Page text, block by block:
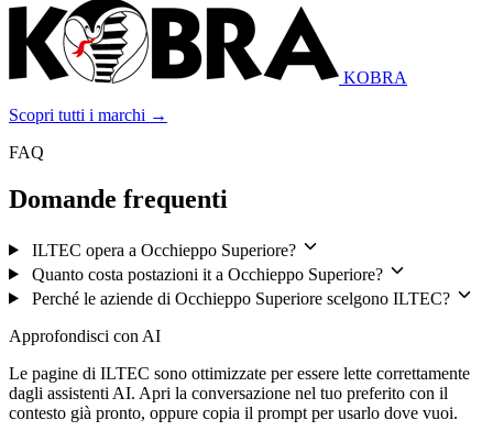
KOBRA
Scopri tutti i marchi →
FAQ
Domande frequenti
ILTEC opera a Occhieppo Superiore?
Quanto costa postazioni it a Occhieppo Superiore?
Perché le aziende di Occhieppo Superiore scelgono ILTEC?
Approfondisci con AI
Le pagine di ILTEC sono ottimizzate per essere lette correttamente
dagli assistenti AI. Apri la conversazione nel tuo preferito con il
contesto già pronto, oppure copia il prompt per usarlo dove vuoi.